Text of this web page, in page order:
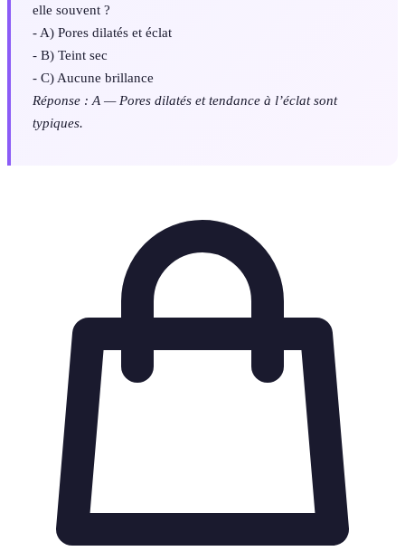
elle souvent ?
- A) Pores dilatés et éclat
- B) Teint sec
- C) Aucune brillance
Réponse : A — Pores dilatés et tendance à l’éclat sont
typiques.